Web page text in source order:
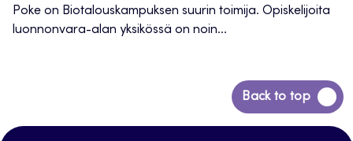
Poke on Biotalouskampuksen suurin toimija. Opiskelijoita
luonnonvara-alan yksikössä on noin...
Back to top
Siirry
takaisin